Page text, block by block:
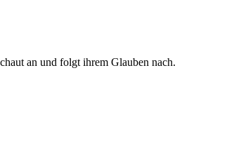
an und folgt ihrem Glauben nach.